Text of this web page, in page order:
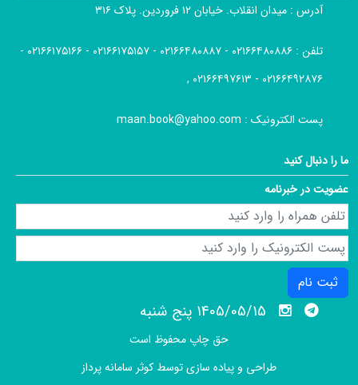
آدرس : میدان انقلاب. خیابان ۱۲ فروردین. پلاک ۳۱۶
تلفن :
۰۲۱۶۶۴۸۰۸۸۶ - ۰۲۱۶۶۴۸۰۸۸۷ - ۰۲۱۶۶۱۷۵۱۵۷ - ۰۲۱۶۶۱۷۵۱۶۶ -
۰۲۱۶۶۴۹۲۸۷۶ - ۰۲۱۶۶۴۹۷۶۱۳ ,
پست الکترونیک : maan.book@yahoo.com
ما را دنبال کنید
عضویت در خبرنامه
ثبت نام
1405/05/15 پنج شنبه
حق چاپ محفوظ است
طراحی و پیاده سازی توسط کوثر سامانه پرداز